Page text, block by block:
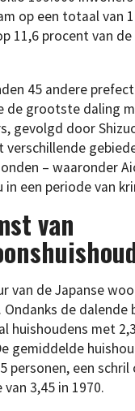
op een totaal van
11,6 procent van
45 andere
de grootste daling
gevolgd door
verschillende
– waaronder
in een periode van
van
van de Japanse
Ondanks de dalende
huishoudens met
gemiddelde
personen, een
3,45 in 1970.